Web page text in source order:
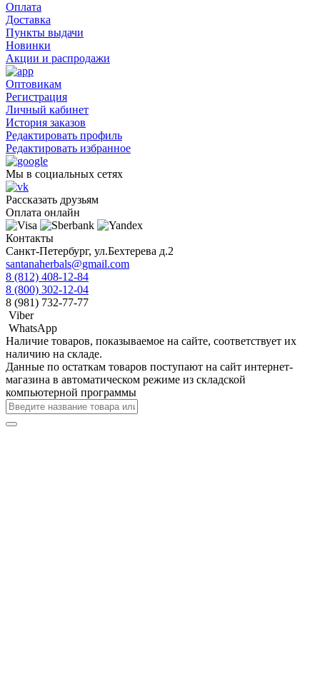
Оплата
Доставка
Пункты выдачи
Новинки
Акции и распродажи
Оптовикам
Регистрация
Личный кабинет
История заказов
Редактировать профиль
Редактировать избранное
Мы в социальных сетях
Рассказать друзьям
Оплата онлайн
Контакты
Санкт-Петербург, ул.Бехтерева д.2
santanaherbals@gmail.com
8 (812) 408-12-84
8 (800) 302-12-04
8 (981) 732-77-77
Viber
WhatsApp
Наличие товаров, показываемое на сайте, соответствует их
наличию на складе.
Данные по остаткам товаров поступают на сайт интернет-
магазина в автоматическом режиме из складской
компьютерной программы